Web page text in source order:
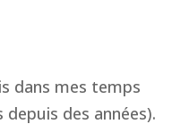
dans mes temps
des années).